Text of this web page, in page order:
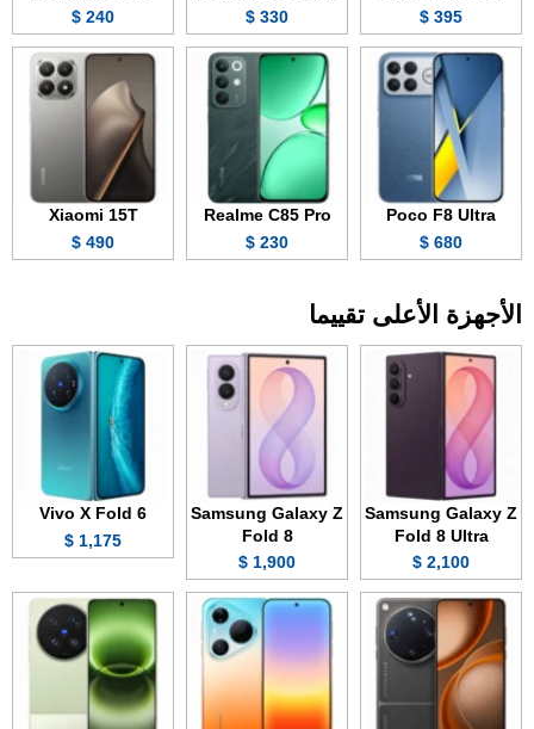
395 $
330 $
240 $
Poco F8 Ultra
680 $
Realme C85 Pro
230 $
Xiaomi 15T
490 $
الأجهزة الأعلى تقييما
Samsung Galaxy Z
Fold 8 Ultra
2,100 $
Samsung Galaxy Z
Fold 8
1,900 $
Vivo X Fold 6
1,175 $